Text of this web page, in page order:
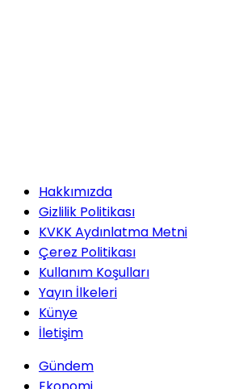
Hakkımızda
Gizlilik Politikası
KVKK Aydınlatma Metni
Çerez Politikası
Kullanım Koşulları
Yayın İlkeleri
Künye
İletişim
Gündem